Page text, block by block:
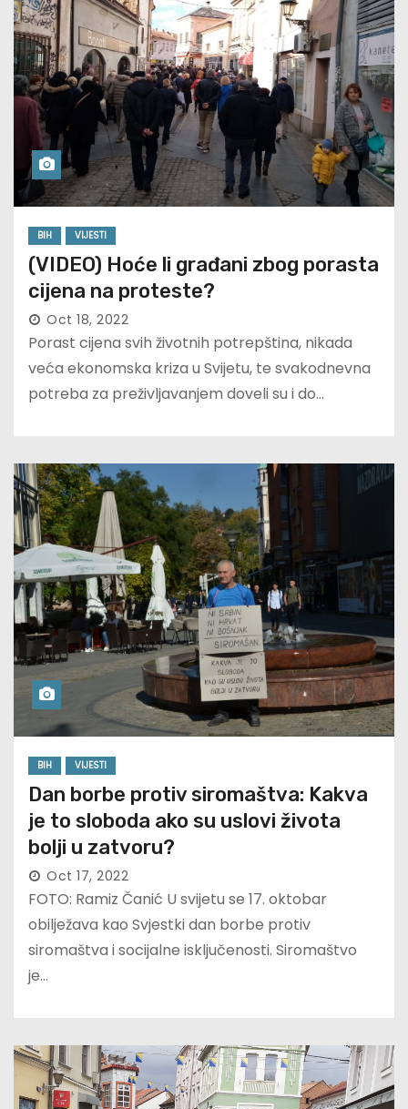
BIH VIJESTI
(VIDEO) Hoće li građani zbog porasta
cijena na proteste?
Oct 18, 2022
Porast cijena svih životnih potrepština, nikada
veća ekonomska kriza u Svijetu, te svakodnevna
potreba za preživljavanjem doveli su i do…
BIH VIJESTI
Dan borbe protiv siromaštva: Kakva
je to sloboda ako su uslovi života
bolji u zatvoru?
Oct 17, 2022
FOTO: Ramiz Čanić U svijetu se 17. oktobar
obilježava kao Svjestki dan borbe protiv
siromaštva i socijalne isključenosti. Siromaštvo
je…